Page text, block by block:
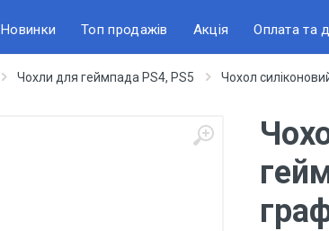
Новинки Топ продажів Акція Оплата та
Чохли для геймпада PS4, PS5 Чохол